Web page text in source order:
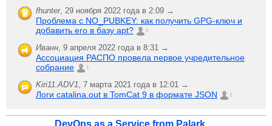
fhunter, 29 ноября 2022 года в 2:09 →
Проблема с NO_PUBKEY: как получить GPG-ключ и
добавить его в базу apt?
6
Иванн, 9 апреля 2022 года в 8:31 →
Ассоциация РАСПО провела первое учредительное
собрание
1
Kiri11.ADV1, 7 марта 2021 года в 12:01 →
Логи catalina.out в TomCat 9 в формате JSON 1
DevOps as a Service from Palark